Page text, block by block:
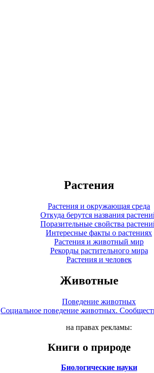
Растения
Растения и окружающая среда
Откуда берутся названия
Поразительные свойства
Интересные факты о растениях
Растения и животный мир
Рекорды растительного мира
Растения и человек
Животные
Поведение животных
Социальное поведение животных.
на правах рекламы:
Книги о природе
Биологические науки